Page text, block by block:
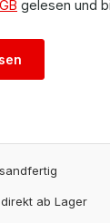
gelesen und
ab Lager